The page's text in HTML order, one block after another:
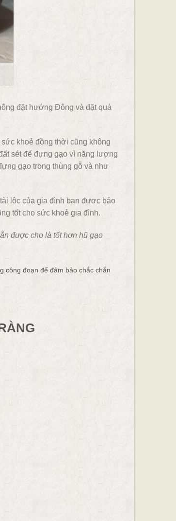
đặt hướng Đông và đặt quá
khoẻ đồng thời cũng không
sét để đựng gạo vì năng lượng
gạo trong thùng gỗ và như
lộc của gia đình bạn được bảo
tốt cho sức khoẻ gia đình.
được cho là tốt hơn hũ gạo
công đoạn để đảm bảo chắc chắn